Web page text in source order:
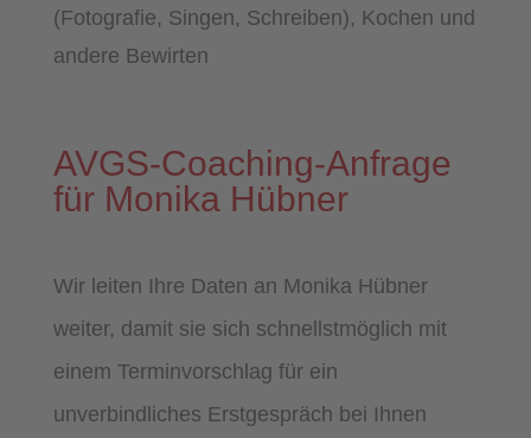
(Fotografie, Singen, Schreiben), Kochen und
andere Bewirten
AVGS-Coaching-Anfrage
für Monika Hübner
Wir leiten Ihre Daten an Monika Hübner
weiter, damit sie sich schnellstmöglich mit
einem Terminvorschlag für ein
unverbindliches Erstgespräch bei Ihnen